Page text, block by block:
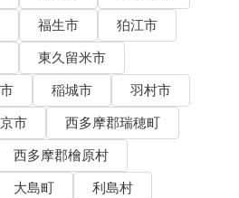
福生市
狛江市
東久留米市
稲城市
羽村市
市
西多摩郡瑞穂町
西多摩郡檜原村
大島町
利島村